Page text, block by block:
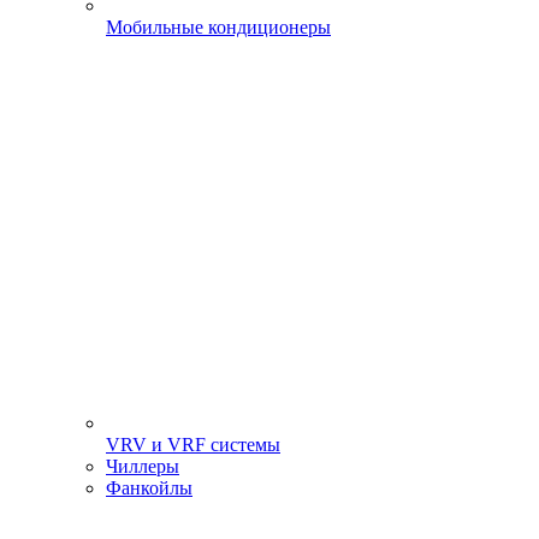
Мобильные кондиционеры
VRV и VRF системы
Чиллеры
Фанкойлы